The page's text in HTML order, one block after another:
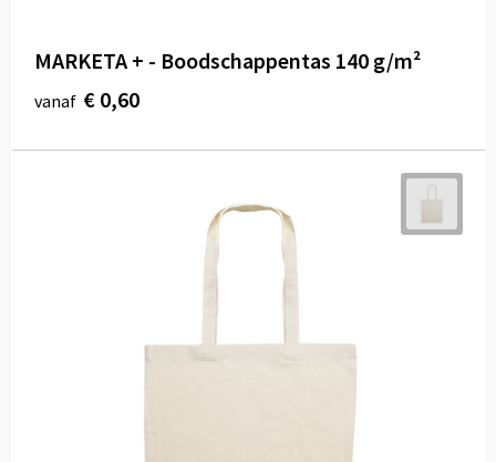
MARKETA + - Boodschappentas 140 g/m²
vanaf € 0,60